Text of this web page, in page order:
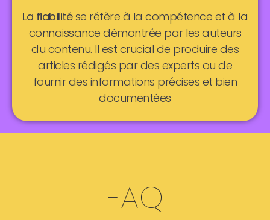
La fiabilitése réfère à la compétence et à la
connaissance démontrée par les auteurs
du contenu. Il est crucial de produire des
articles rédigés par des experts ou de
fournir des informations précises et bien
documentées
FAQ